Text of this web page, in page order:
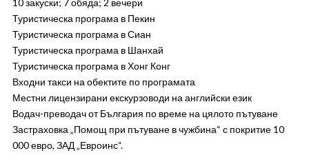
10 закуски; 7 обяда; 2 вечери
Туристическа програма в Пекин
Туристическа програма в Сиан
Туристическа програма в Шанхай
Туристическа програма в Хонг Конг
Входни такси на обектите по програмата
Местни лицензирани екскурзоводи на английски език
Водач-преводач от България по време на цялото пътуване
Застраховка „Помощ при пътуване в чужбина“ с покритие 10
000 евро, ЗАД „Евроинс“.